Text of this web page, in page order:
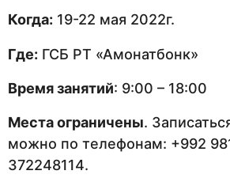
Когда: 19-22 мая 2022г.
Где: ГСБ РТ «Амонатбонк»
Время занятий: 9:00 – 18:00
Места ограничены.
можно по телефонам: +992
372248114.